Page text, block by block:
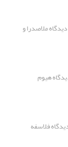
ملاصدرا و
هیوم
فلاسفه